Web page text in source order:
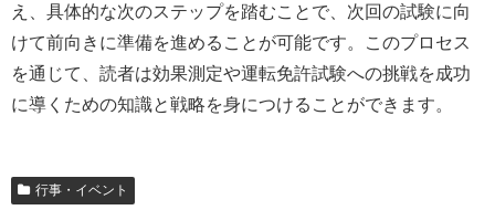
え、具体的な次のステップを踏むことで、次回の試験に向
けて前向きに準備を進めることが可能です。このプロセス
を通じて、読者は効果測定や運転免許試験への挑戦を成功
に導くための知識と戦略を身につけることができます。
行事・イベント